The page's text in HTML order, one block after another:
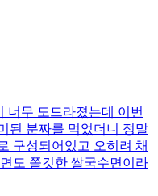
너무 도드라졌는데 이번
된 분짜를 먹었더니 정말
구성되어있고 오히려 채
도 쫄깃한 쌀국수면이라